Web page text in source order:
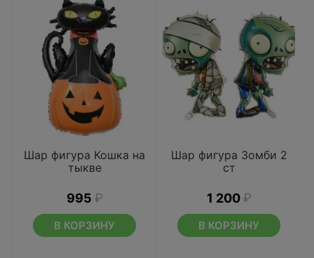
Шар фигура Кошка на
тыкве
995 ₽
В КОРЗИНУ
Шар фигура Зомби 2
ст
1 200 ₽
В КОРЗИНУ